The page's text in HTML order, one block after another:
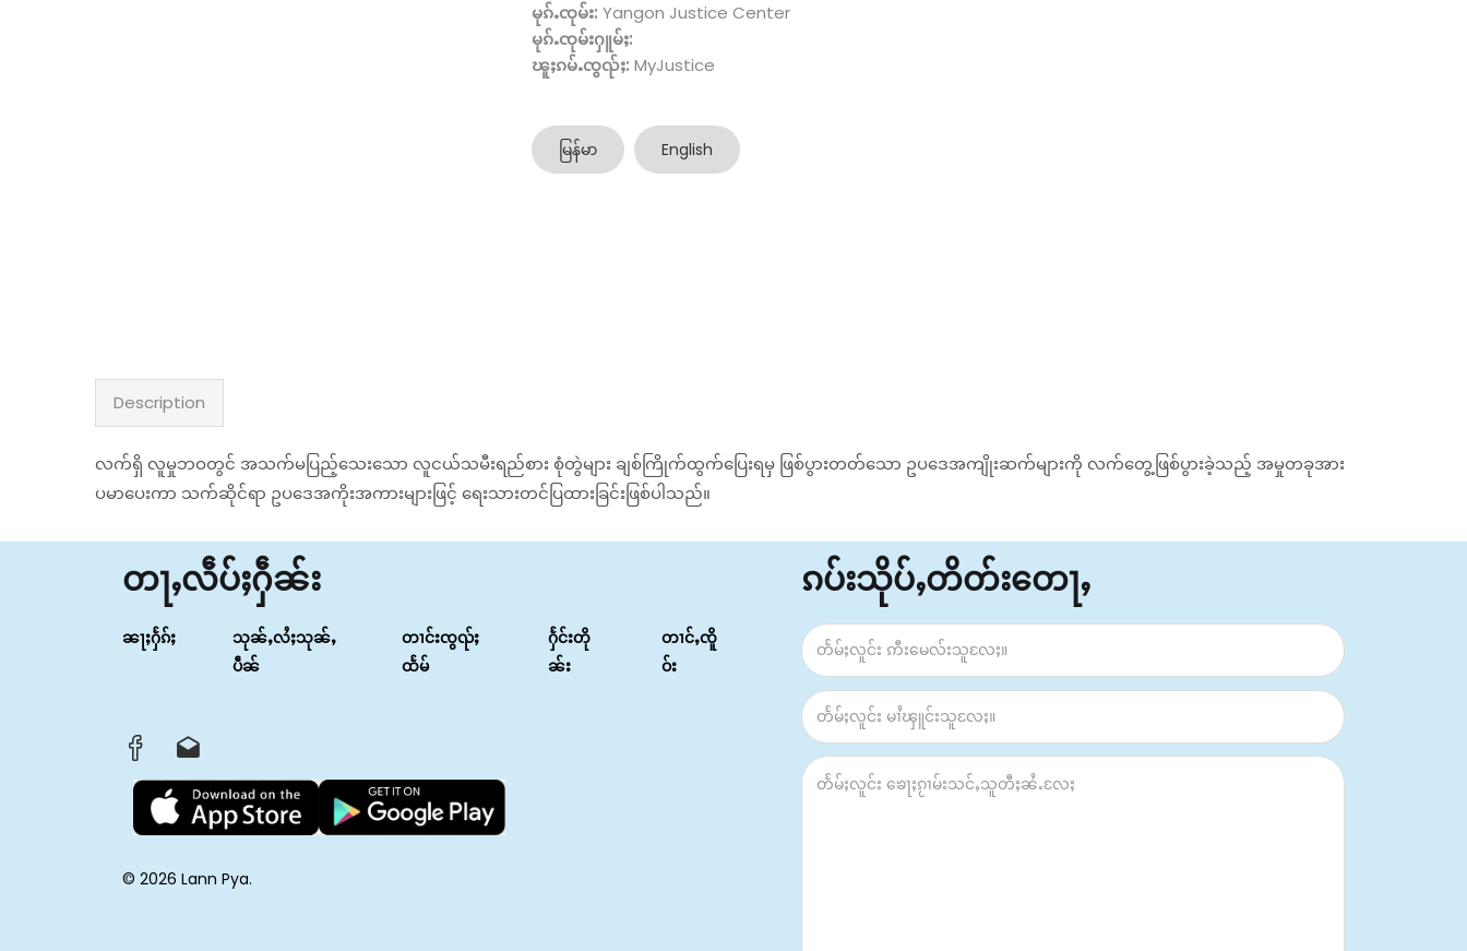
မုၵ်ႉၸုမ်း: Yangon Justice Center
မုၵ်ႉၸုမ်းႁူမ်ႈ:
ၽူႈၵမ်ႉၸွၺ်ႈ: MyJustice
မြန်မာ English
Description
လက်ရှိ လူမှုဘဝတွင် အသက်မပြည့်သေးသော လူငယ်သမီးရည်စား စုံတွဲများ ချစ်ကြိုက်ထွက်ပြေးရမှ ဖြစ်ပွားတတ်သော ဥပဒေအကျိုးဆက်များကို လက်တွေ့ဖြစ်ပွားခဲ့သည့် အမှုတခုအား
ပမာပေးကာ သက်ဆိုင်ရာ ဥပဒေအကိုးအကားများဖြင့် ရေးသားတင်ပြထားခြင်းဖြစ်ပါသည်။
တႃႇလဵပ်ႈႁဵၼ်း
ၼႃႈႁႅၵ်ႈ
သုၼ်ႇလႆႈသုၼ်ႇ
ပဵၼ်
တၢင်းၸွၺ်ႈ
ထႅမ်
ႁႅင်းတို
ၼ်း
တၢင်ႇၸိူ
ဝ်း
© 2026 Lann Pya.
ၵပ်းသိုပ်ႇတိတ်းတေႃႇ